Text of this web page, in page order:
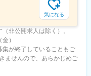
気になる
非公開求人は除く）。
）
が終了していることもご
ませんので、あらかじめご